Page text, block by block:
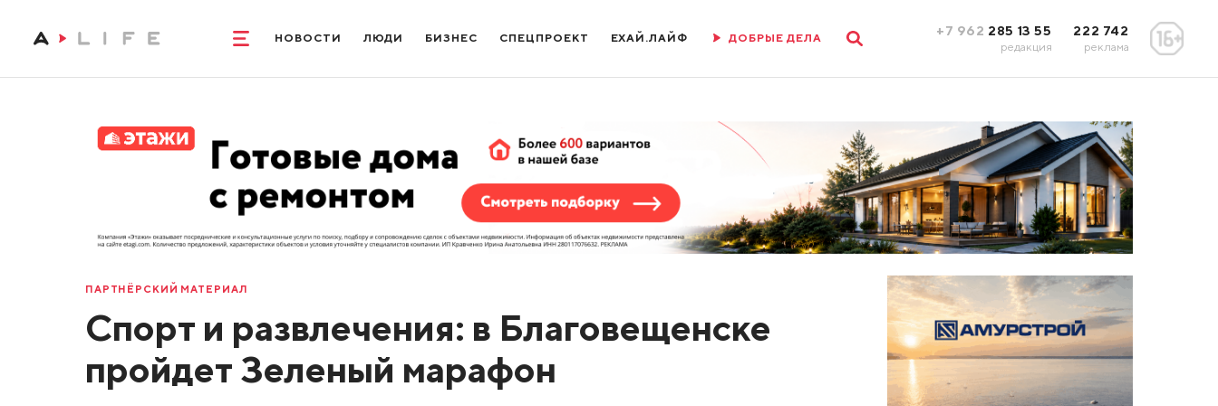
НОВОСТИ ЛЮДИ БИЗНЕС СПЕЦПРОЕКТ ЕХАЙ.ЛАЙФ ДОБРЫЕ ДЕЛА +7 962 285 13 55
редакция
222 742
реклама
ПАРТНЁРСКИЙ МАТЕРИАЛ
Спорт и развлечения: в Благовещенске
пройдет Зеленый марафон